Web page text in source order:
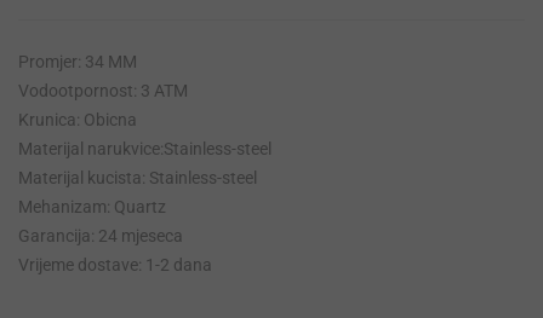
Promjer: 34 MM
Vodootpornost: 3 ATM
Krunica: Obicna
Materijal narukvice:Stainless-steel
Materijal kucista: Stainless-steel
Mehanizam: Quartz
Garancija: 24 mjeseca
Vrijeme dostave: 1-2 dana